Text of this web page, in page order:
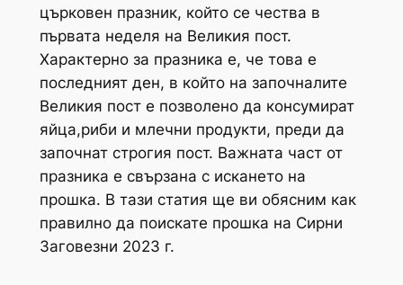
църковен празник, който се чества в
първата неделя на Великия пост.
Характерно за празника е, че това е
последният ден, в който на започналите
Великия пост е позволено да консумират
яйца,риби и млечни продукти, преди да
започнат строгия пост. Важната част от
празника е свързана с искането на
прошка. В тази статия ще ви обясним как
правилно да поискате прошка на Сирни
Заговезни 2023 г.